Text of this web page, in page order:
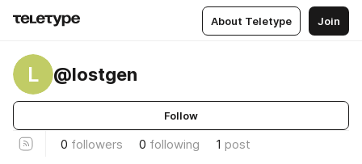
About Teletype Join
L @lostgen
Follow
0 followers 0 following 1 post